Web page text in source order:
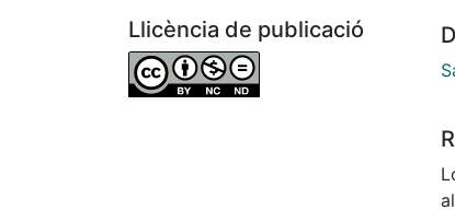
Llicència de publicació